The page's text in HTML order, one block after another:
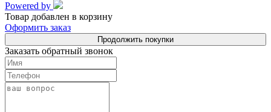
Powered by
Товар добавлен в корзину
Оформить заказ
Продолжить покупки
Заказать обратный звонок